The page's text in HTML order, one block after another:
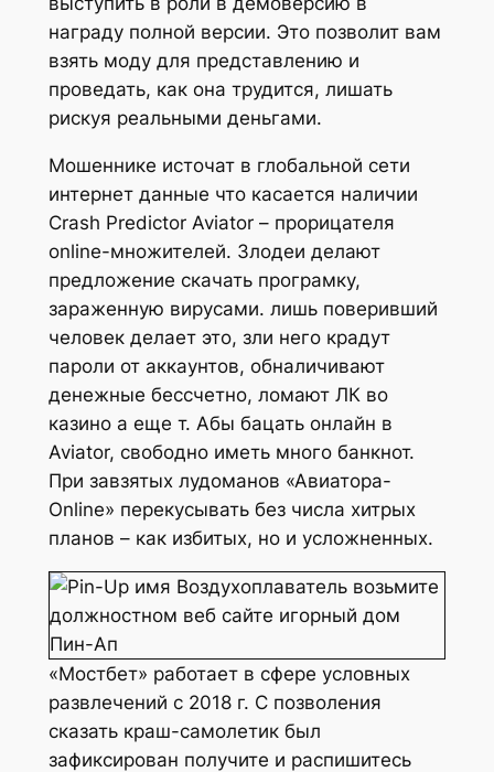
награду полной версии. Это позволит вам
взять моду для представлению и
проведать, как она трудится, лишать
рискуя реальными деньгами.
Мошеннике источат в глобальной сети
интернет данные что касается наличии
Crash Predictor Aviator – прорицателя
online-множителей. Злодеи делают
предложение скачать програмку,
зараженную вирусами. лишь поверивший
человек делает это, зли него крадут
пароли от аккаунтов, обналичивают
денежные бессчетно, ломают ЛК во
казино а еще т. Абы бацать онлайн в
Aviator, свободно иметь много банкнот.
При завзятых лудоманов «Авиатора-
Online» перекусывать без числа хитрых
планов – как избитых, но и усложненных.
«Мостбет» работает в сфере условных
развлечений с 2018 г. С позволения
сказать краш-самолетик был
зафиксирован получите и распишитесь